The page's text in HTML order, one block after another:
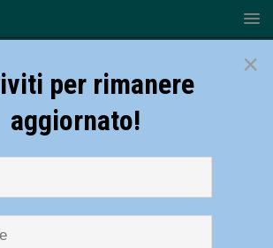
×
per rimanere
aggiornato!